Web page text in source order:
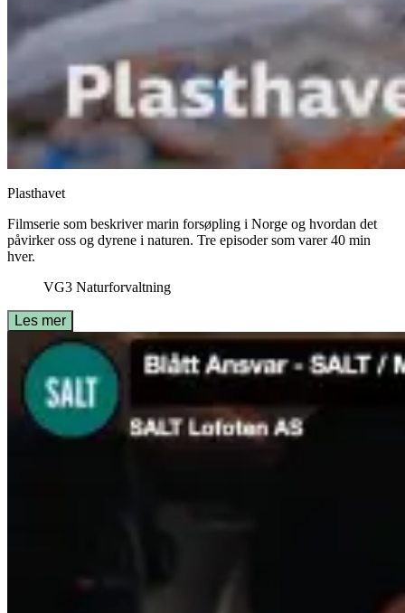
Plasthavet
Filmserie som beskriver marin forsøpling i Norge og hvordan det
påvirker oss og dyrene i naturen. Tre episoder som varer 40 min
hver.
VG3 Naturforvaltning
Les mer